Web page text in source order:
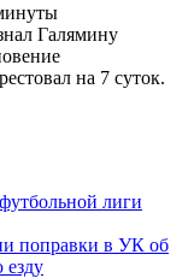
Галямину
на 7 суток.
лиги
поправки в УК об
езду